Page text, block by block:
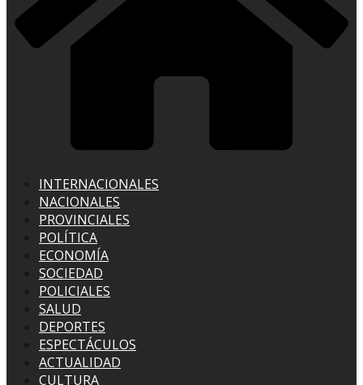
INTERNACIONALES
NACIONALES
PROVINCIALES
POLÍTICA
ECONOMÍA
SOCIEDAD
POLICIALES
SALUD
DEPORTES
ESPECTÁCULOS
ACTUALIDAD
CULTURA